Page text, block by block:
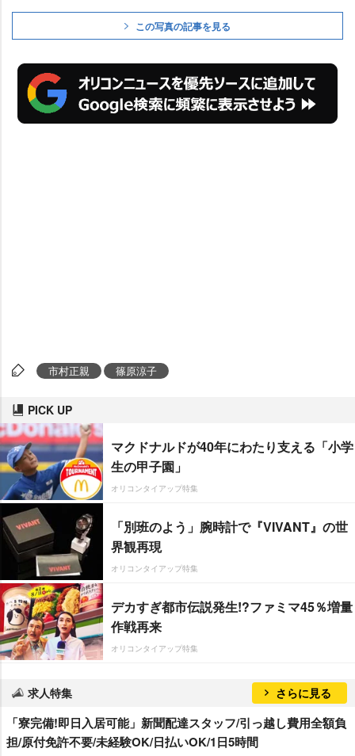
この写真の記事を見る
市村正親 篠原涼子
PICK UP
マクドナルドが40年にわたり支える「小学
生の甲子園」
オリコンタイアップ特集
「別班のよう」腕時計で『VIVANT』の世
界観再現
オリコンタイアップ特集
デカすぎ都市伝説発生!?ファミマ45％増量
作戦再来
オリコンタイアップ特集
求人特集 さらに見る
「寮完備!即日入居可能」新聞配達スタッフ/引っ越し費用全額負
担/原付免許不要/未経験OK/日払いOK/1日5時間